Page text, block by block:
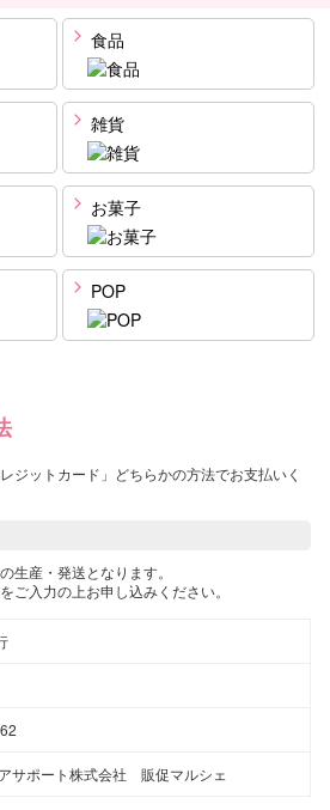
食品
雑貨
お菓子
POP
ジットカード」どちらかの方法でお支払いく
生産・発送となります。
ご入力の上お申し込みください。
サポート株式会社 販促マルシェ